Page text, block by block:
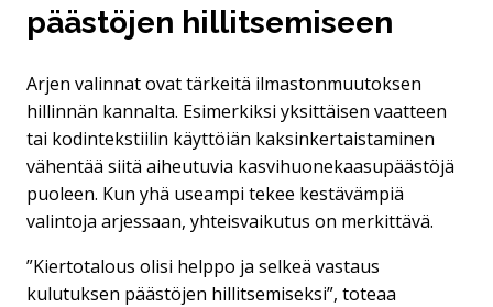
päästöjen hillitsemiseen
Arjen valinnat ovat tärkeitä ilmastonmuutoksen
hillinnän kannalta. Esimerkiksi yksittäisen vaatteen
tai kodintekstiilin käyttöiän kaksinkertaistaminen
vähentää siitä aiheutuvia kasvihuonekaasupäästöjä
puoleen. Kun yhä useampi tekee kestävämpiä
valintoja arjessaan, yhteisvaikutus on merkittävä.
”Kiertotalous olisi helppo ja selkeä vastaus
kulutuksen päästöjen hillitsemiseksi”, toteaa